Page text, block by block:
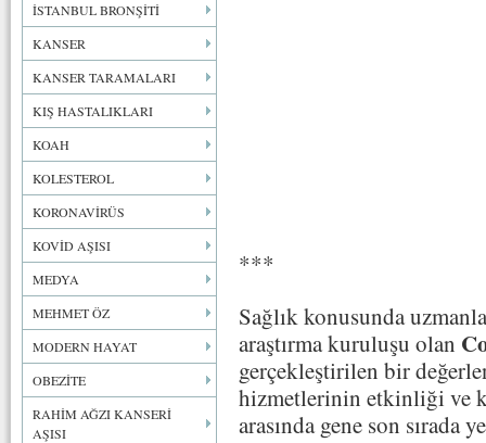
İSTANBUL BRONŞİTİ
KANSER
KANSER TARAMALARI
KIŞ HASTALIKLARI
KOAH
KOLESTEROL
KORONAVİRÜS
KOVİD AŞISI
MEDYA
MEHMET ÖZ
MODERN HAYAT
OBEZİTE
RAHİM AĞZI KANSERİ
AŞISI
***
Sağlık konusunda
araştırma kuruluşu olan
gerçekleştirilen bir
hizmetlerinin etkinliği ve
arasında gene son sırada